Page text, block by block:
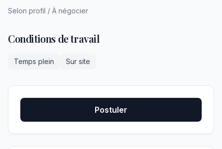
Selon profil / À négocier
Conditions de travail
Temps plein Sur site
Postuler